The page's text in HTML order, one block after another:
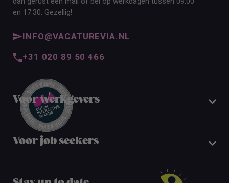
en 17:30. Gezellig!
INFO@VACATUREVIA.NL
+31 020 89 50 466
Voor werkgevers
Voor job seekers